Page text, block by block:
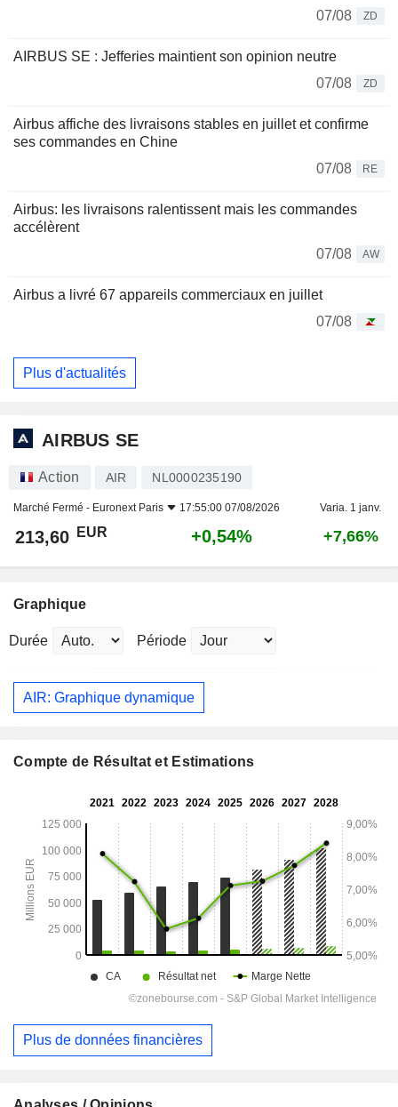
07/08
ZD
AIRBUS SE : Jefferies maintient son opinion neutre
07/08
ZD
Airbus affiche des livraisons stables en juillet et confirme
ses commandes en Chine
07/08
RE
Airbus: les livraisons ralentissent mais les commandes
accélèrent
07/08
AW
Airbus a livré 67 appareils commerciaux en juillet
07/08
Plus d'actualités
AIRBUS SE
Action AIR NL0000235190
Marché Fermé - Euronext Paris 17:55:00 07/08/2026 Varia. 1 janv.
213,60 EUR +0,54% +7,66%
Graphique
Durée Période
AIR: Graphique dynamique
Compte de Résultat et Estimations
Plus de données financières